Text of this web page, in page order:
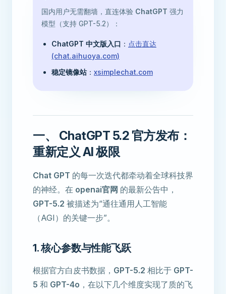
国内用户无需翻墙，直连体验 ChatGPT 强力
模型（支持 GPT-5.2）：
ChatGPT 中文版入口 ： 点击直达
(chat.aihuoya.com)
稳定镜像站 ： xsimplechat.com
一、 ChatGPT 5.2 官方发布：
重新定义 AI 极限
Chat GPT 的每一次迭代都牵动着全球科技界
的神经。在 openai官网 的最新公告中，
GPT-5.2 被描述为“通往通用人工智能
（AGI）的关键一步”。
1. 核心参数与性能飞跃
根据官方白皮书数据， GPT-5.2 相比于 GPT-
5 和 GPT-4o ，在以下几个维度实现了质的飞